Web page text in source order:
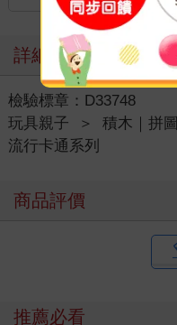
詳細資料
檢驗標章：D33748
玩具親子
＞ 積木｜拼圖
流行卡通系列
商品評價
推薦必看